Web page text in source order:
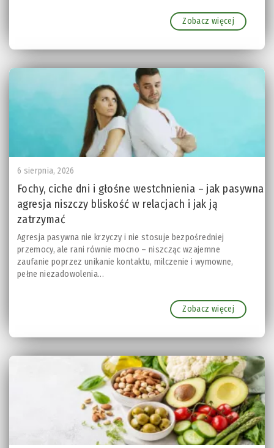
Zobacz więcej
6 sierpnia, 2026
Fochy, ciche dni i głośne westchnienia – jak pasywna
agresja niszczy bliskość w relacjach i jak ją
zatrzymać
Agresja pasywna nie krzyczy i nie stosuje bezpośredniej
przemocy, ale rani równie mocno – niszcząc wzajemne
zaufanie poprzez unikanie kontaktu, milczenie i wymowne,
pełne niezadowolenia...
Zobacz więcej